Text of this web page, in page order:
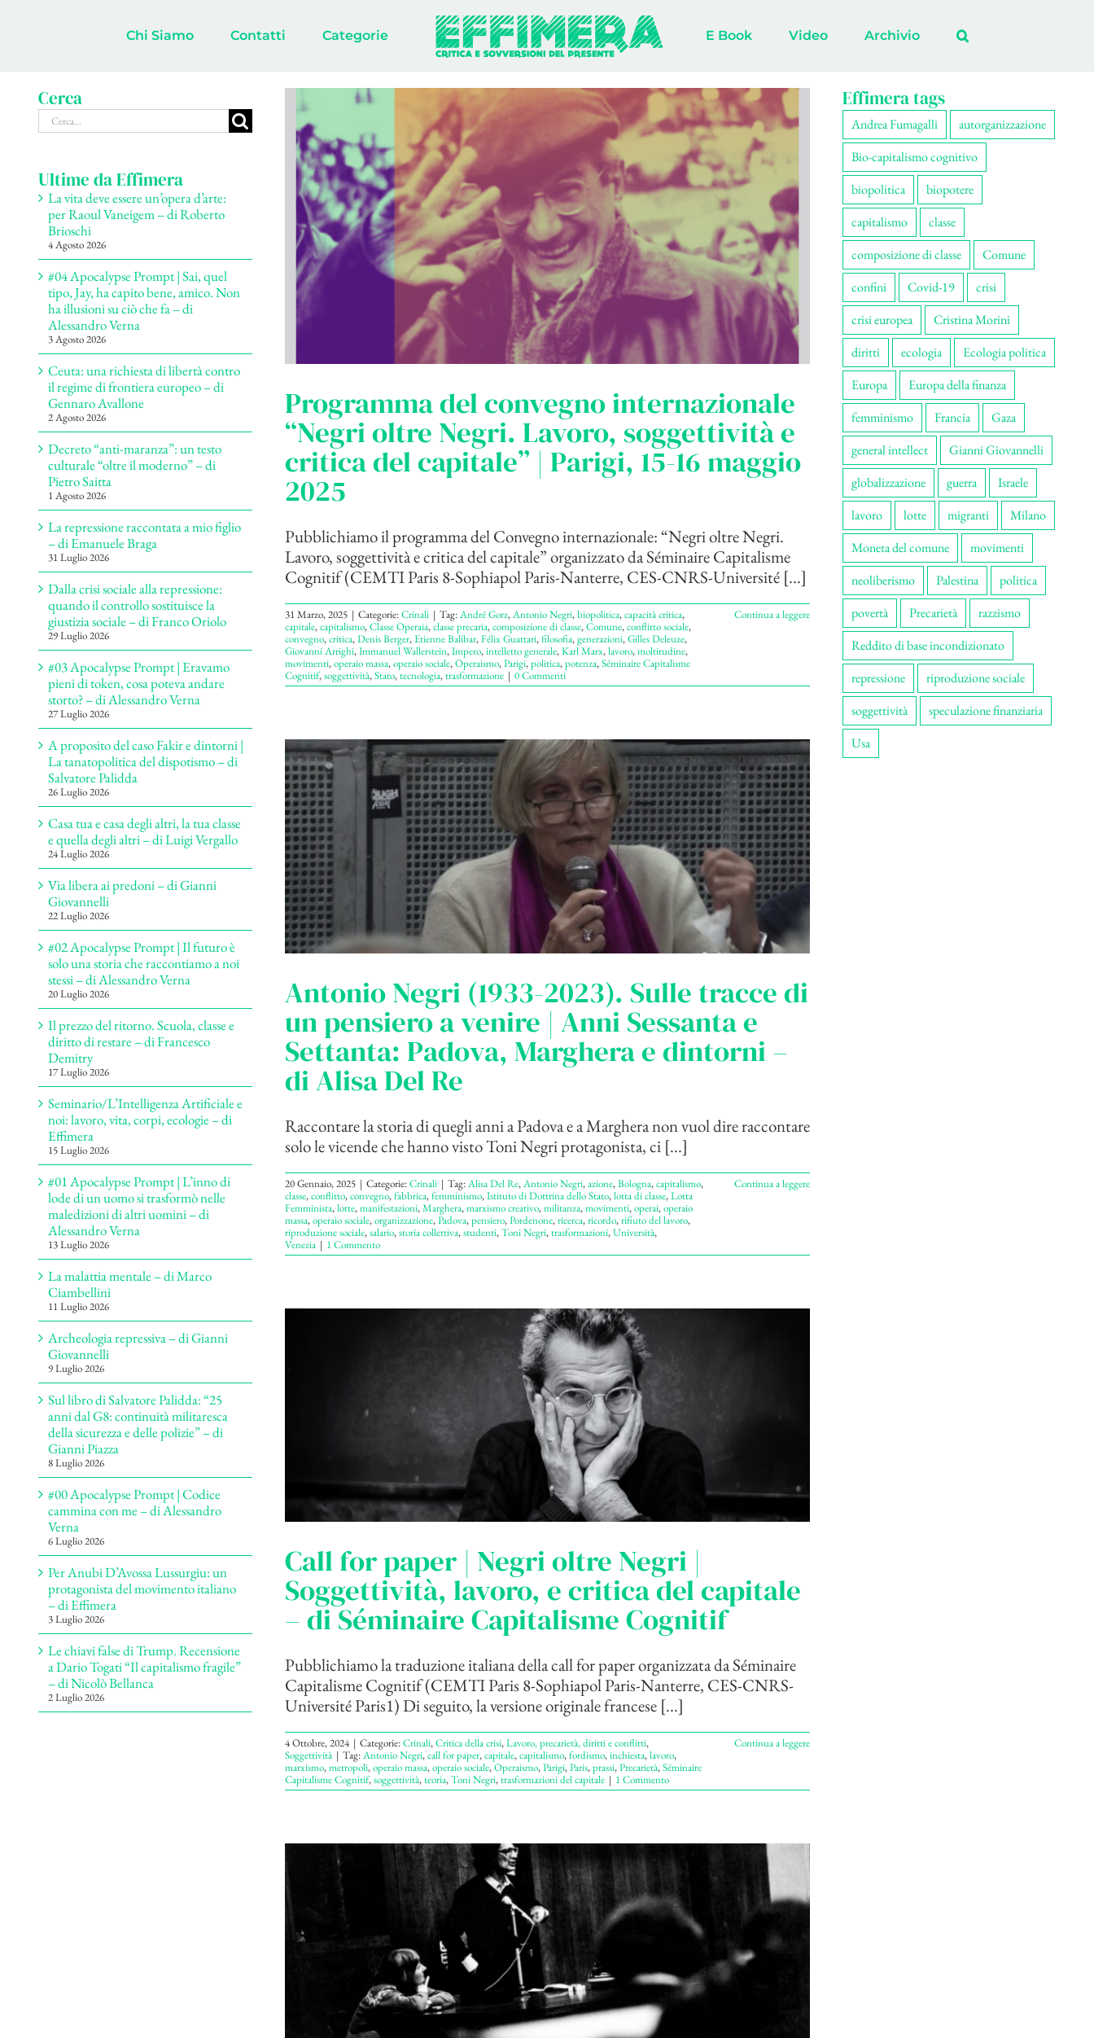
Chi Siamo Contatti Categorie E Book Video Archivio
Programma del convegno internazionale
“Negri oltre Negri. Lavoro, soggettività e
critica del capitale” | Parigi, 15-16 maggio
2025
Pubblichiamo il programma del Convegno internazionale: “Negri oltre Negri.
Lavoro, soggettività e critica del capitale” organizzato da Séminaire Capitalisme
Cognitif (CEMTI Paris 8-Sophiapol Paris-Nanterre, CES-CNRS-Université [...]
31 Marzo, 2025 | Categorie:Crinali | Tag:André Gorz,Antonio Negri,biopolitica,capacità critica,
capitale,capitalismo,Classe Operaia,classe precaria,composizione di classe,Comune,conflitto sociale,
convegno,critica,Denis Berger,Etienne Balibar,Félix Guattari,filosofia,generazioni,Gilles Deleuze,
Giovanni Arrighi,Immanuel Wallerstein,Impero,intelletto generale,Karl Marx,lavoro,moltitudine,
movimenti,operaio massa,operaio sociale,Operaismo,Parigi,politica,potenza,Séminaire Capitalisme
Cognitif,soggettività,Stato,tecnologia,trasformazione | 0 Commenti
Continua a leggere
Antonio Negri (1933-2023). Sulle tracce di
un pensiero a venire | Anni Sessanta e
Settanta: Padova, Marghera e dintorni –
di Alisa Del Re
Raccontare la storia di quegli anni a Padova e a Marghera non vuol dire raccontare
solo le vicende che hanno visto Toni Negri protagonista, ci [...]
20 Gennaio, 2025 | Categorie:Crinali | Tag:Alisa Del Re,Antonio Negri,azione,Bologna,capitalismo,
classe,conflitto,convegno,fabbrica,femminismo,Istituto di Dottrina dello Stato,lotta di classe,Lotta
Femminista,lotte,manifestazioni,Marghera,marxismo creativo,militanza,movimenti,operai,operaio
massa,operaio sociale,organizzazione,Padova,pensiero,Pordenone,ricerca,ricordo,rifiuto del lavoro,
riproduzione sociale,salario,storia collettiva,studenti,Toni Negri,trasformazioni,Università,
Venezia | 1 Commento
Continua a leggere
Call for paper | Negri oltre Negri |
Soggettività, lavoro, e critica del capitale
– di Séminaire Capitalisme Cognitif
Pubblichiamo la traduzione italiana della call for paper organizzata da Séminaire
Capitalisme Cognitif (CEMTI Paris 8-Sophiapol Paris-Nanterre, CES-CNRS-
Université Paris1) Di seguito, la versione originale francese [...]
4 Ottobre, 2024 | Categorie:Crinali,Critica della crisi,Lavoro, precarietà, diritti e conflitti,
Soggettività | Tag:Antonio Negri,call for paper,capitale,capitalismo,fordismo,inchiesta,lavoro,
marxismo,metropoli,operaio massa,operaio sociale,Operaismo,Parigi,Paris,prassi,Precarietà,Séminaire
Capitalisme Cognitif,soggettività,teoria,Toni Negri,trasformazioni del capitale | 1 Commento
Continua a leggere
Cerca
Cerca
per:
Ultime da Effimera
La vita deve essere un’opera d’arte:
per Raoul Vaneigem – di Roberto
Brioschi
4 Agosto 2026
#04 Apocalypse Prompt | Sai, quel
tipo, Jay, ha capito bene, amico. Non
ha illusioni su ciò che fa – di
Alessandro Verna
3 Agosto 2026
Ceuta: una richiesta di libertà contro
il regime di frontiera europeo – di
Gennaro Avallone
2 Agosto 2026
Decreto “anti-maranza”: un testo
culturale “oltre il moderno” – di
Pietro Saitta
1 Agosto 2026
La repressione raccontata a mio figlio
– di Emanuele Braga
31 Luglio 2026
Dalla crisi sociale alla repressione:
quando il controllo sostituisce la
giustizia sociale – di Franco Oriolo
29 Luglio 2026
#03 Apocalypse Prompt | Eravamo
pieni di token, cosa poteva andare
storto? – di Alessandro Verna
27 Luglio 2026
A proposito del caso Fakir e dintorni |
La tanatopolitica del dispotismo – di
Salvatore Palidda
26 Luglio 2026
Casa tua e casa degli altri, la tua classe
e quella degli altri – di Luigi Vergallo
24 Luglio 2026
Via libera ai predoni – di Gianni
Giovannelli
22 Luglio 2026
#02 Apocalypse Prompt | Il futuro è
solo una storia che raccontiamo a noi
stessi – di Alessandro Verna
20 Luglio 2026
Il prezzo del ritorno. Scuola, classe e
diritto di restare – di Francesco
Demitry
17 Luglio 2026
Seminario/L’Intelligenza Artificiale e
noi: lavoro, vita, corpi, ecologie – di
Effimera
15 Luglio 2026
#01 Apocalypse Prompt | L’inno di
lode di un uomo si trasformò nelle
maledizioni di altri uomini – di
Alessandro Verna
13 Luglio 2026
La malattia mentale – di Marco
Ciambellini
11 Luglio 2026
Archeologia repressiva – di Gianni
Giovannelli
9 Luglio 2026
Sul libro di Salvatore Palidda: “25
anni dal G8: continuità militaresca
della sicurezza e delle polizie” – di
Gianni Piazza
8 Luglio 2026
#00 Apocalypse Prompt | Codice
cammina con me – di Alessandro
Verna
6 Luglio 2026
Per Anubi D’Avossa Lussurgiu: un
protagonista del movimento italiano
– di Effimera
3 Luglio 2026
Le chiavi false di Trump. Recensione
a Dario Togati “Il capitalismo fragile”
– di Nicolò Bellanca
2 Luglio 2026
Effimera tags
Andrea Fumagalli
autorganizzazione
Bio-capitalismo cognitivo
biopolitica
biopotere
capitalismo
classe
composizione di classe
Comune
confini
Covid-19
crisi
crisi europea
Cristina Morini
diritti
ecologia
Ecologia politica
Europa
Europa della finanza
femminismo
Francia
Gaza
general intellect
Gianni Giovannelli
globalizzazione
guerra
Israele
lavoro
lotte migranti
Milano
Moneta del comune
movimenti
neoliberismo
Palestina
politica
povertà
Precarietà
razzismo
Reddito di base incondizionato
repressione
riproduzione sociale
soggettività
speculazione finanziaria
Usa